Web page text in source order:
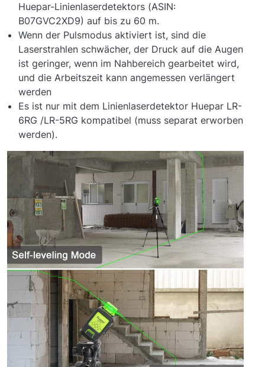
Huepar-Linienlaserdetektors (ASIN:
B07GVC2XD9) auf bis zu 60 m.
Wenn der Pulsmodus aktiviert ist, sind die
Laserstrahlen schwächer, der Druck auf die Augen
ist geringer, wenn im Nahbereich gearbeitet wird,
und die Arbeitszeit kann angemessen verlängert
werden
Es ist nur mit dem Linienlaserdetektor Huepar LR-
6RG /LR-5RG kompatibel (muss separat erworben
werden).